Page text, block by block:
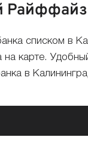
списком в
на карте.
в